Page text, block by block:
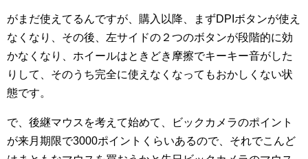
がまだ使えてるんですが、購入以降、まずDPIボタンが使え
なくなり、その後、左サイドの２つのボタンが段階的に効
かなくなり、ホイールはときどき摩擦でキーキー音がした
りして、そのうち完全に使えなくなってもおかしくない状
態です。
で、後継マウスを考えて始めて、ビックカメラのポイント
が来月期限で3000ポイントくらいあるので、それでこんど